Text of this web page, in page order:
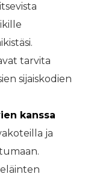
tarvita
sijaiskodien
kanssa
ja
eläinten